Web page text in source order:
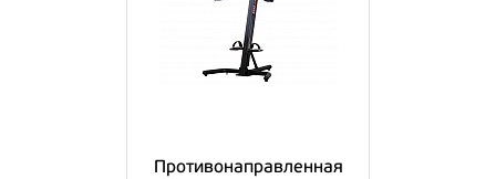
Противонаправленная